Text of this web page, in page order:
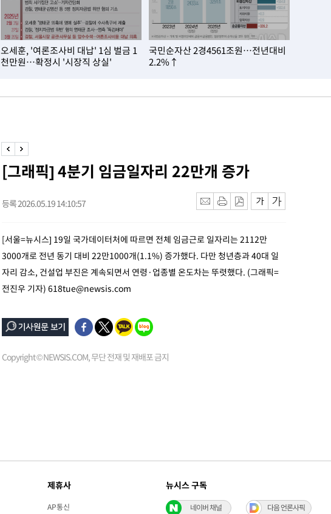
오세훈, '여론조사비 대납' 1심 벌금 1
천만원…확정시 '시장직 상실'
국민순자산 2경4561조원…전년대비
2.2%↑
[그래픽] 4분기 임금일자리 22만개 증가
등록 2026.05.19 14:10:57
[서울=뉴시스] 19일 국가데이터처에 따르면 전체 임금근로 일자리는 2112만
3000개로 전년 동기 대비 22만1000개(1.1%) 증가했다. 다만 청년층과 40대 일
자리 감소, 건설업 부진은 계속되면서 연령·업종별 온도차는 뚜렷했다. (그래픽=
전진우 기자) 618tue@newsis.com
Copyright © NEWSIS.COM, 무단 전재 및 재배포 금지
제휴사
AP통신
뉴시스 구독
네이버 채널 다음 언론사픽